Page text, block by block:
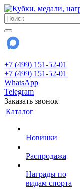
+7 (499) 151-52-01
+7 (499) 151-52-01
WhatsApp
Telegram
Заказать звонок
Каталог
Новинки
Распродажа
Награды по
видам спорта